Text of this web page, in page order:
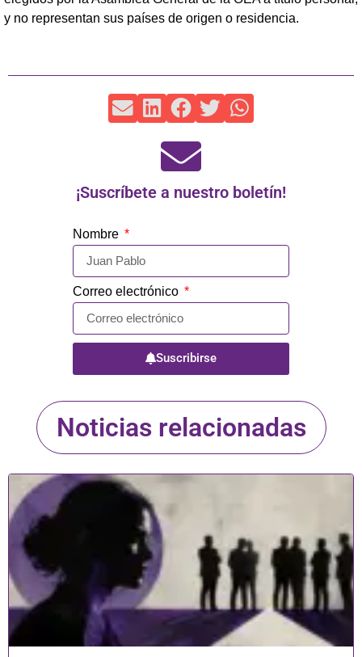
y no representan sus países de origen o residencia.
¡Suscríbete a nuestro boletín!
Nombre
Correo electrónico
Suscribirse
Noticias relacionadas